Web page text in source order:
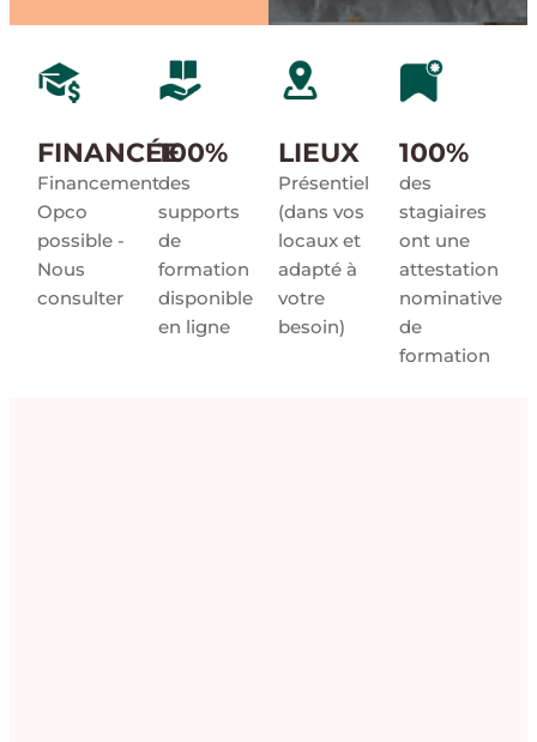
FINANCÉE
Financement
Opco
possible -
Nous
consulter
100%
des
supports
de
formation
disponible
en ligne
LIEUX
Présentiel
(dans vos
locaux et
adapté à
votre
besoin)
100%
des
stagiaires
ont une
attestation
nominative
de
formation